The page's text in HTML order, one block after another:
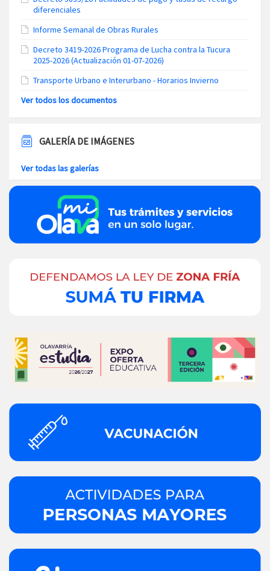
diferenciales
Informe Semanal de Obras Rurales
Decreto 3419-2026 Programa de Lucha contra la Tucura
2025-2026 (Actualización 01-07-2026)
Transporte Urbano e Interurbano - Horarios Invierno
Ver todos los documentos
GALERÍA DE IMÁGENES
Ver todas las galerías